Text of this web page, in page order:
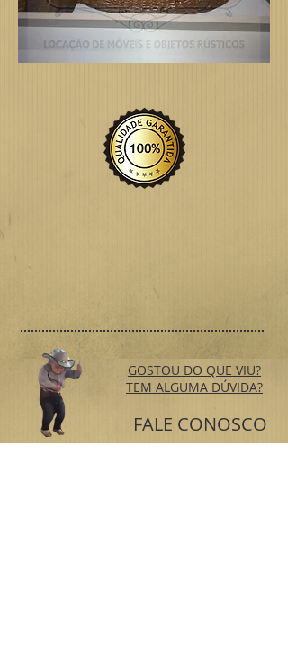
GOSTOU DO QUE VIU?
TEM ALGUMA DÚVIDA?
FALE CONOSCO